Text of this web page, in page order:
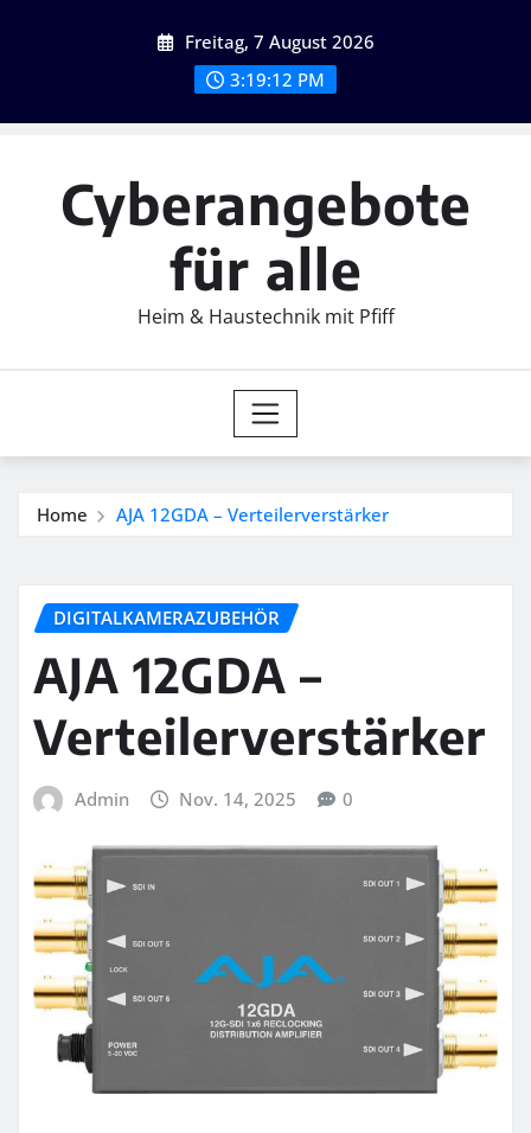
Freitag, 7 August 2026
3:19:13 PM
Cyberangebote
für alle
Heim & Haustechnik mit Pfiff
Home AJA 12GDA – Verteilerverstärker
DIGITALKAMERAZUBEHÖR
AJA 12GDA –
Verteilerverstärker
Admin Nov. 14, 2025 0